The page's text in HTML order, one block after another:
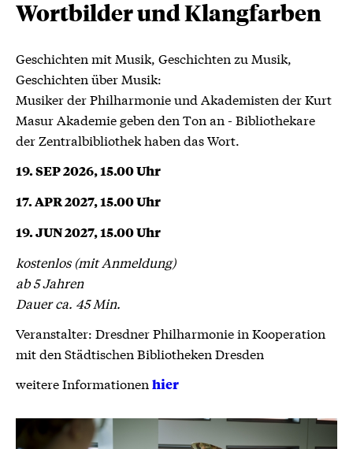
Wortbilder und Klangfarben
Geschichten mit Musik, Geschichten zu Musik,
Geschichten über Musik:
Musiker der Philharmonie und Akademisten der Kurt
Masur Akademie geben den Ton an - Bibliothekare
der Zentralbibliothek haben das Wort.
19. SEP 2026, 15.00 Uhr
17. APR 2027, 15.00 Uhr
19. JUN 2027, 15.00 Uhr
kostenlos (mit Anmeldung)
ab 5 Jahren
Dauer ca. 45 Min.
Veranstalter: Dresdner Philharmonie in Kooperation
mit den Städtischen Bibliotheken Dresden
weitere Informationen hier